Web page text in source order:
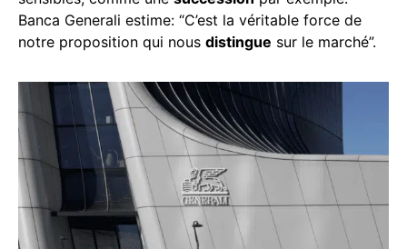
Banca Generali estime: “C’est la véritable force de
notre proposition qui nous distingue sur le marché”.